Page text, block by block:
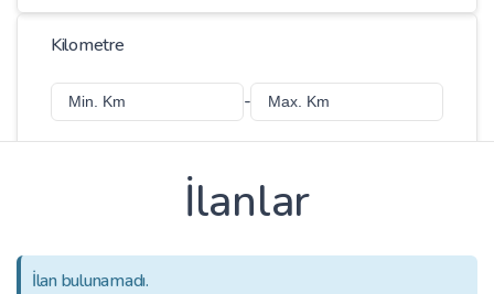
Kilometre
-
İlanlar
İlan bulunamadı.